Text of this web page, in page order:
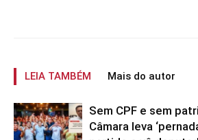
LEIA TAMBÉM Mais do autor
Sem CPF e sem
Câmara leva